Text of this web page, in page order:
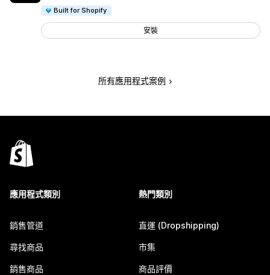
Built for Shopify
安裝
所有應用程式案例
應用程式類別
銷售管道
尋找商品
銷售商品
熱門類別
直運 (Dropshipping)
市集
商品評價